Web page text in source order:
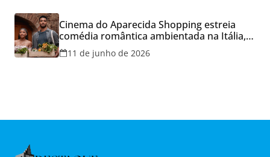
Cinema do Aparecida Shopping estreia
comédia romântica ambientada na Itália,
hoje e lança promoção para o Dia dos
Namorados
11 de junho de 2026